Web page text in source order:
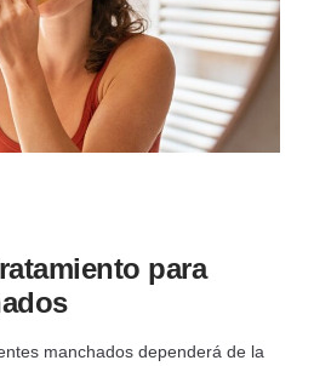
para
manchados dependerá de la